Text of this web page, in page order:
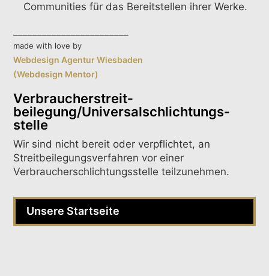
Communities für das Bereitstellen ihrer Werke.
made with love by
Webdesign Agentur Wiesbaden
(Webdesign Mentor)
Verbraucher­streit­
beilegung/Universal­schlichtungs­
stelle
Wir sind nicht bereit oder verpflichtet, an
Streitbeilegungsverfahren vor einer
Verbraucherschlichtungsstelle teilzunehmen.
Unsere Startseite